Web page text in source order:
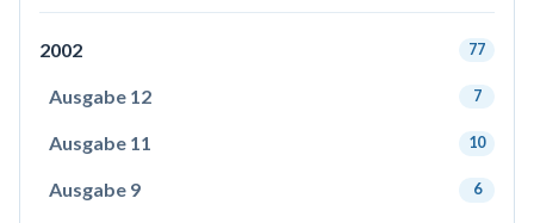
2002 77
Ausgabe 12 7
Ausgabe 11 10
Ausgabe 9 6